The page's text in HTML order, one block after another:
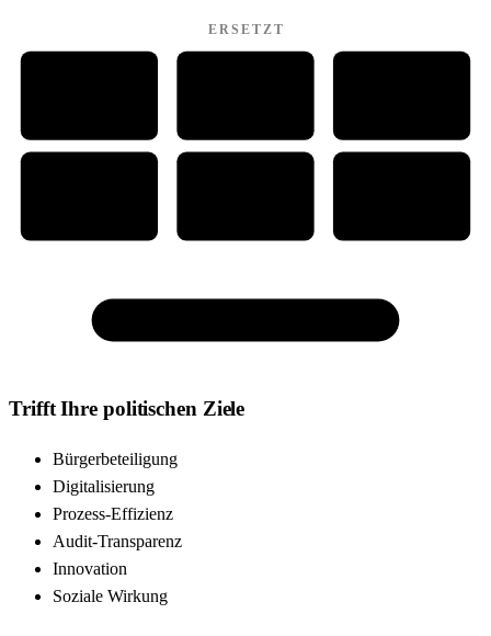
ERSETZT
Trifft Ihre politischen Ziele
Bürgerbeteiligung
Digitalisierung
Prozess-Effizienz
Audit-Transparenz
Innovation
Soziale Wirkung